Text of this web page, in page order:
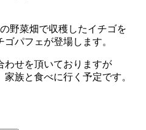
野菜畑で収穫したイチゴを
パフェが登場します。
わせを頂いておりますが
族と食べに行く予定です。